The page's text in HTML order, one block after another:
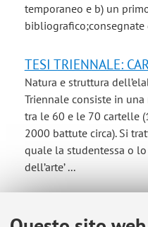
temporaneo e b) un
bibliografico;consegnate
TESI TRIENNALE:
Natura e struttura
Triennale consiste in
tra le 60 e le 70 cartelle
2000 battute circa). Si
quale la studentessa o
dell’arte’ ...
I temi su cui il docente